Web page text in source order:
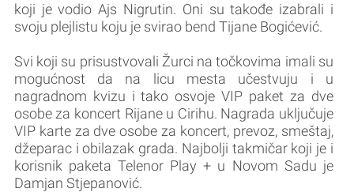
koji je vodio Ajs Nigrutin. Oni su takođe izabrali i
svoju plejlistu koju je svirao bend Tijane Bogićević.
Svi koji su prisustvovali Žurci na točkovima imali su
mogućnost da na licu mesta učestvuju i u
nagradnom kvizu i tako osvoje VIP paket za dve
osobe za koncert Rijane u Cirihu. Nagrada uključuje
VIP karte za dve osobe za koncert, prevoz, smeštaj,
džeparac i obilazak grada. Najbolji takmičar koji je i
korisnik paketa Telenor Play + u Novom Sadu je
Damjan Stjepanović.